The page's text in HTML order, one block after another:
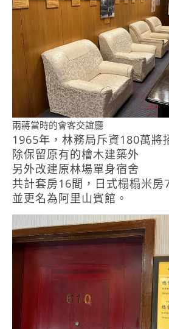
兩蔣當時的會客交誼廳
1965年，林務局斥資180萬將
除保留原有的檜木建築外
另外改建原林場單身宿舍
共計套房16間，日式榻榻米房
並更名為阿里山賓館。